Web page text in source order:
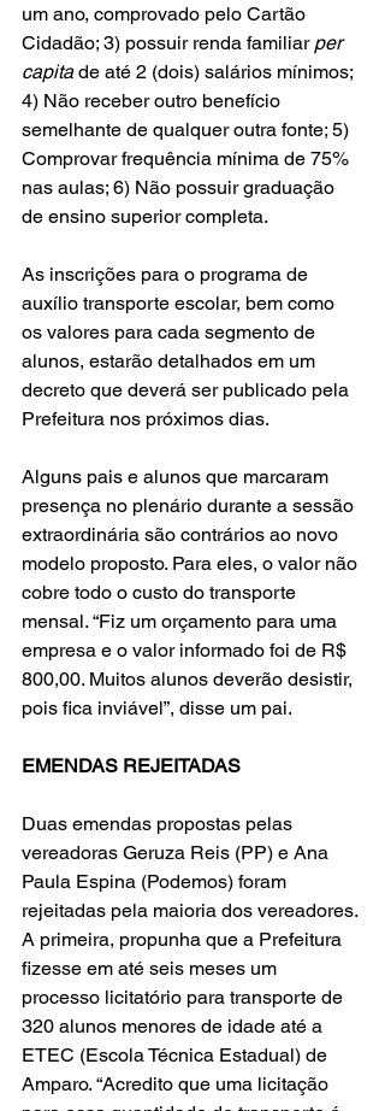
um ano, comprovado pelo Cartão
Cidadão; 3) possuir renda familiar per
capita de até 2 (dois) salários mínimos;
4) Não receber outro benefício
semelhante de qualquer outra fonte; 5)
Comprovar frequência mínima de 75%
nas aulas; 6) Não possuir graduação
de ensino superior completa.
As inscrições para o programa de
auxílio transporte escolar, bem como
os valores para cada segmento de
alunos, estarão detalhados em um
decreto que deverá ser publicado pela
Prefeitura nos próximos dias.
Alguns pais e alunos que marcaram
presença no plenário durante a sessão
extraordinária são contrários ao novo
modelo proposto. Para eles, o valor não
cobre todo o custo do transporte
mensal. “Fiz um orçamento para uma
empresa e o valor informado foi de R$
800,00. Muitos alunos deverão desistir,
pois fica inviável”, disse um pai.
EMENDAS REJEITADAS
Duas emendas propostas pelas
vereadoras Geruza Reis (PP) e Ana
Paula Espina (Podemos) foram
rejeitadas pela maioria dos vereadores.
A primeira, propunha que a Prefeitura
fizesse em até seis meses um
processo licitatório para transporte de
320 alunos menores de idade até a
ETEC (Escola Técnica Estadual) de
Amparo. “Acredito que uma licitação